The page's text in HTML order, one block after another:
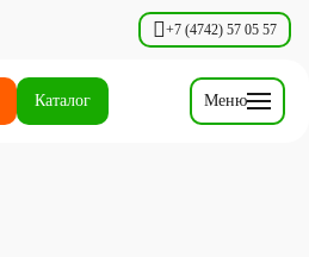
+7 (4742) 57 05 57
Каталог Меню